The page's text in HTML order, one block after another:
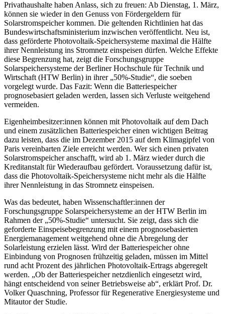
Privathaushalte haben Anlass, sich zu freuen: Ab Dienstag, 1. März,
können sie wieder in den Genuss von Fördergeldern für
Solarstromspeicher kommen. Die geltenden Richtlinien hat das
Bundeswirtschaftsministerium inzwischen veröffentlicht. Neu ist,
dass geförderte Photovoltaik-Speichersysteme maximal die Hälfte
ihrer Nennleistung ins Stromnetz einspeisen dürfen. Welche Effekte
diese Begrenzung hat, zeigt die Forschungsgruppe
Solarspeichersysteme der Berliner Hochschule für Technik und
Wirtschaft (HTW Berlin) in ihrer „50%-Studie“, die soeben
vorgelegt wurde. Das Fazit: Wenn die Batteriespeicher
prognosebasiert geladen werden, lassen sich Verluste weitgehend
vermeiden.
Eigenheimbesitzer:innen können mit Photovoltaik auf dem Dach
und einem zusätzlichen Batteriespeicher einen wichtigen Beitrag
dazu leisten, dass die im Dezember 2015 auf dem Klimagipfel von
Paris vereinbarten Ziele erreicht werden. Wer sich einen privaten
Solarstromspeicher anschafft, wird ab 1. März wieder durch die
Kreditanstalt für Wiederaufbau gefördert. Voraussetzung dafür ist,
dass die Photovoltaik-Speichersysteme nicht mehr als die Hälfte
ihrer Nennleistung in das Stromnetz einspeisen.
Was das bedeutet, haben Wissenschaftler:innen der
Forschungsgruppe Solarspeichersysteme an der HTW Berlin im
Rahmen der „50%-Studie“ untersucht. Sie zeigt, dass sich die
geforderte Einspeisebegrenzung mit einem prognosebasierten
Energiemanagement weitgehend ohne die Abregelung der
Solarleistung erzielen lässt. Wird der Batteriespeicher ohne
Einbindung von Prognosen frühzeitig geladen, müssen im Mittel
rund acht Prozent des jährlichen Photovoltaik-Ertrags abgeregelt
werden. „Ob der Batteriespeicher netzdienlich eingesetzt wird,
hängt entscheidend von seiner Betriebsweise ab“, erklärt Prof. Dr.
Volker Quaschning, Professor für Regenerative Energiesysteme und
Mitautor der Studie.